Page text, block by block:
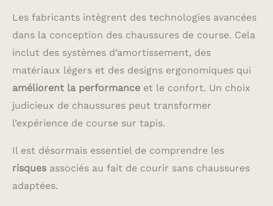
Les fabricants intègrent des technologies avancées
dans la conception des chaussures de course. Cela
inclut des systèmes d’amortissement, des
matériaux légers et des designs ergonomiques qui
améliorent la performance et le confort. Un choix
judicieux de chaussures peut transformer
l’expérience de course sur tapis.
Il est désormais essentiel de comprendre les
risques associés au fait de courir sans chaussures
adaptées.